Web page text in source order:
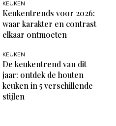
KEUKEN
Keukentrends voor 2026:
waar karakter en contrast
elkaar ontmoeten
KEUKEN
De keukentrend van dit
jaar: ontdek de houten
keuken in 5 verschillende
stijlen